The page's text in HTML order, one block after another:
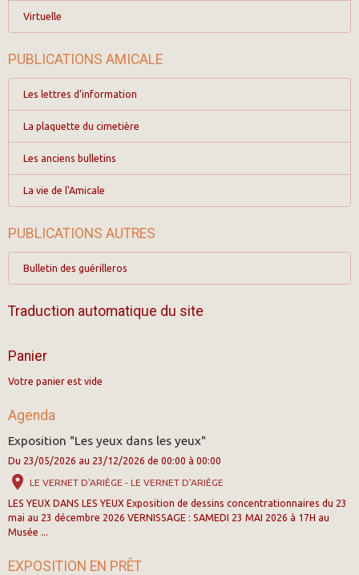
Virtuelle
PUBLICATIONS AMICALE
Les lettres d'information
La plaquette du cimetière
Les anciens bulletins
La vie de l'Amicale
PUBLICATIONS AUTRES
Bulletin des guérilleros
Traduction automatique du site
Panier
Votre panier est vide
Agenda
Exposition "Les yeux dans les yeux"
Du 23/05/2026 au 23/12/2026 de 00:00 à 00:00
LE VERNET D'ARIÈGE - LE VERNET D'ARIÈGE
LES YEUX DANS LES YEUX Exposition de dessins concentrationnaires du 23
mai au 23 décembre 2026 VERNISSAGE : SAMEDI 23 MAI 2026 à 17H au
Musée ...
EXPOSITION EN PRÊT